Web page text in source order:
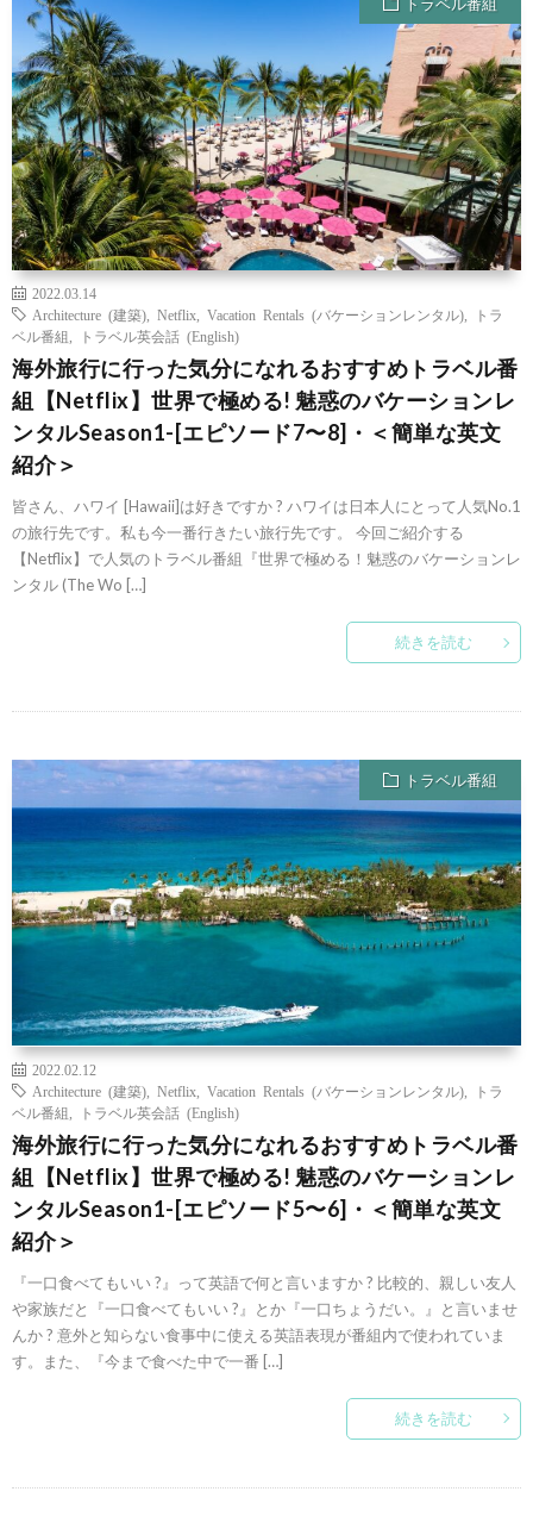
トラベル番組
2022.03.14
Architecture (建築)
Netflix Vacation Rentals (バケーションレンタル)
トラ
ベル番組
トラベル英会話 (English)
海外旅行に行った気分になれるおすすめトラベル番
組【Netflix】世界で極める! 魅惑のバケーションレ
ンタルSeason1-[エピソード7〜8]・＜簡単な英文
紹介＞
皆さん、ハワイ [Hawaii]は好きですか ? ハワイは日本人にとって人気No.1
の旅行先です。私も今一番行きたい旅行先です。 今回ご紹介する
【Netflix】で人気のトラベル番組『世界で極める！魅惑のバケーションレ
ンタル (The Wo […]
続きを読む
トラベル番組
2022.02.12
Architecture (建築)
Netflix Vacation Rentals (バケーションレンタル)
トラ
ベル番組
トラベル英会話 (English)
海外旅行に行った気分になれるおすすめトラベル番
組【Netflix】世界で極める! 魅惑のバケーションレ
ンタルSeason1-[エピソード5〜6]・＜簡単な英文
紹介＞
『一口食べてもいい ?』って英語で何と言いますか ? 比較的、親しい友人
や家族だと『一口食べてもいい ?』とか『一口ちょうだい。』と言いませ
んか ? 意外と知らない食事中に使える英語表現が番組内で使われていま
す。また、『今まで食べた中で一番 […]
続きを読む